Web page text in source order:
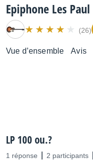
Epiphone Les
(26)
Vue d’ensemble Avis
LP 100 ou.?
1 réponse 2 participants